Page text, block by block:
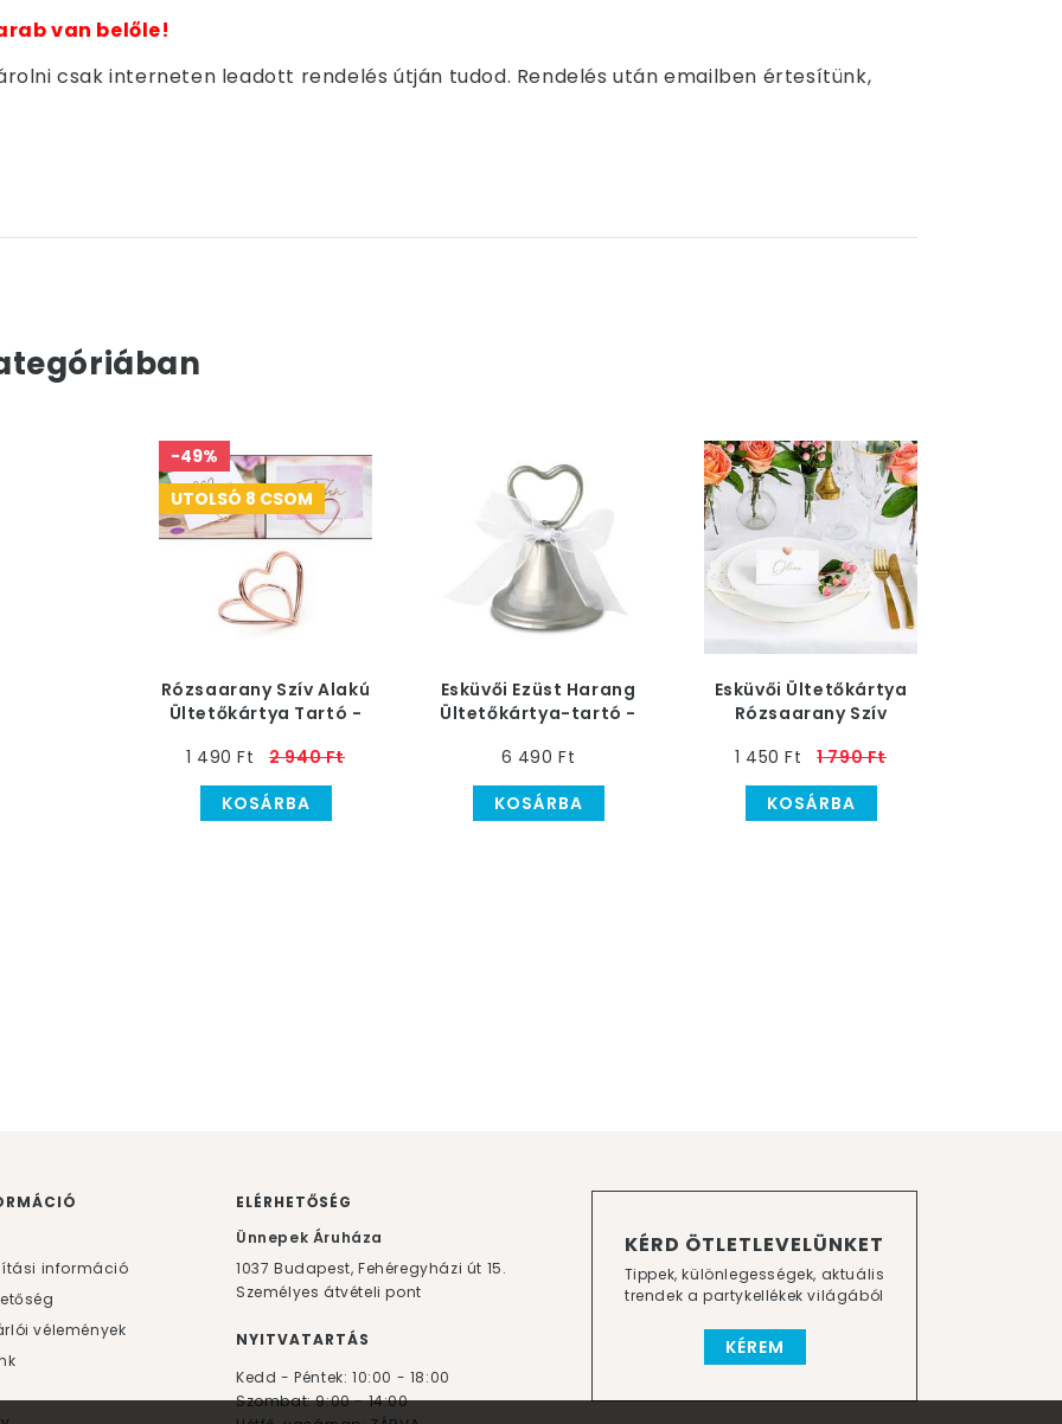
van belőle!
csak interneten leadott rendelés útján tudod. Rendelés után emailben értesítünk,
-49%
UTOLSÓ 8 CSOM
Rózsaarany Szív Alakú
Ültetőkártya Tartó -
1 490 Ft
2 940 Ft
KOSÁRBA
Esküvői Ezüst Harang
Ültetőkártya-tartó -
6 490 Ft
KOSÁRBA
Esküvői Ültetőkártya
Rózsaarany Szív
1 450 Ft
1 790 Ft
KOSÁRBA
KÉRD ÖTLETLEVELÜNKET
Tippek, különlegességek, aktuális
trendek a partykellékek világából
KÉREM
információ
vélemények
ELÉRHETŐSÉG
Ünnepek Áruháza
1037 Budapest, Fehéregyházi út 15.
Személyes átvételi pont
NYITVATARTÁS
Kedd - Péntek: 10:00 - 18:00
Szombat: 9:00 - 14:00